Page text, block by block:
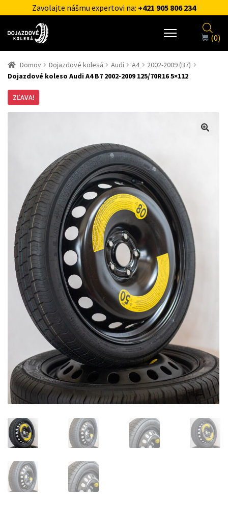
Zavolajte nášmu expertovi na: +421 905 806 234
(0)
Domov Dojazdové kolesá Audi A4
2002-2009 (B7)
Dojazdové koleso Audi A4 B7 2002-2009 125/70R16 5×112
ZĽAVA!